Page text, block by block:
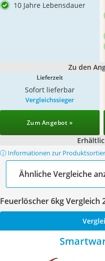
10 Jahre Lebensdauer
Zu den
Lieferzeit
Sofort lieferbar
Vergleichssieger
Zum Angebot »
ⓘ Informationen zur
Ähnliche Vergleiche
Feuerlöscher 6kg Vergleich